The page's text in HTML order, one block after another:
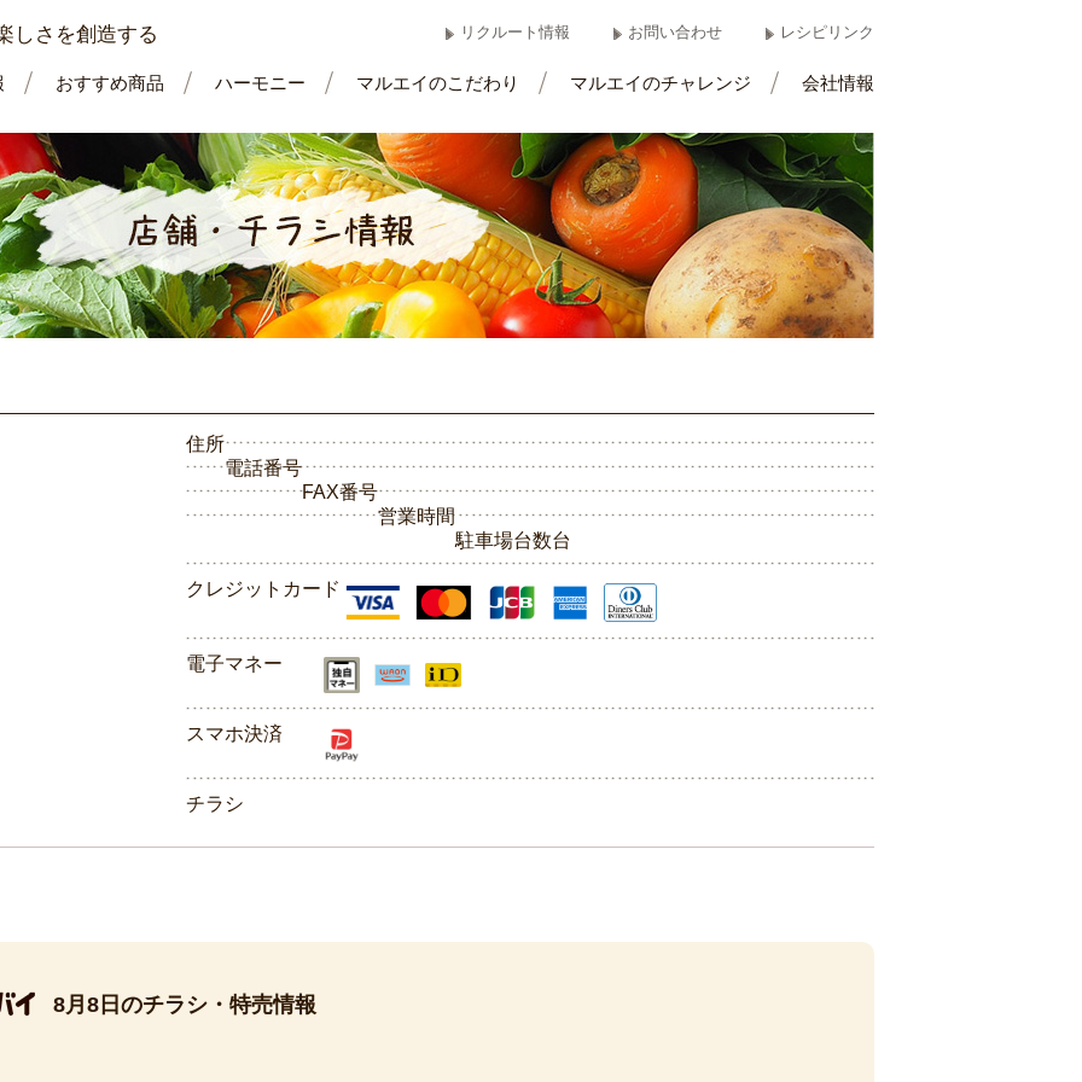
しさを創造する リクルート情報 お問い合わせ レシピリンク
おすすめ商品 ハーモニー マルエイのこだわり マルエイのチャレンジ 会社情報
住所
電話番号
FAX番号
営業時間
駐車場台数台
クレジットカード
電子マネー
スマホ決済
チラシ
8月8日のチラシ・特売情報